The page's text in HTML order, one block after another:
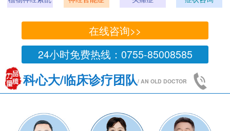
在线咨询>>
24小时免费热线：0755-85008585
科心大/临床诊疗团队/ AN OLD DOCTOR